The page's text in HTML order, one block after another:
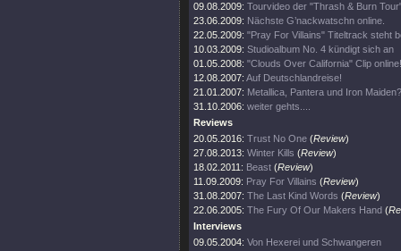
09.08.2009: Tourvideo der "Thrash & Burn
23.06.2009: Nächste G’nackwatschn online.
22.05.2009: "Pray For Villains" Titeltrack steht
10.03.2009: Studioalbum No. 4 kündigt sich an
01.05.2008: "Clouds Over California" Clip online!
12.08.2007: Auf Deutschlandreise!
21.01.2007: Metallica, Pantera und Iron
31.10.2006: weiter gehts....
Reviews
20.05.2016: Trust No One (Review)
27.08.2013: Winter Kills (Review)
18.02.2011: Beast (Review)
11.09.2009: Pray For Villains (Review)
31.08.2007: The Last Kind Words (Review)
22.06.2005: The Fury Of Our Makers Hand (
Interviews
09.05.2004: Von Hexerei und Schwangeren